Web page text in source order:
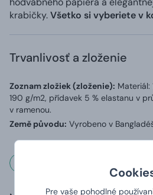
Pre vaše pohodlné
krabičky.Všetko si vyberiete v
Trvanlivosť a zloženie
Zoznam zložiek (zloženie): Materiál:
190 g/m2, přídavek 5 % elastanu v
v ramenou.
Země původu: Vyrobeno v